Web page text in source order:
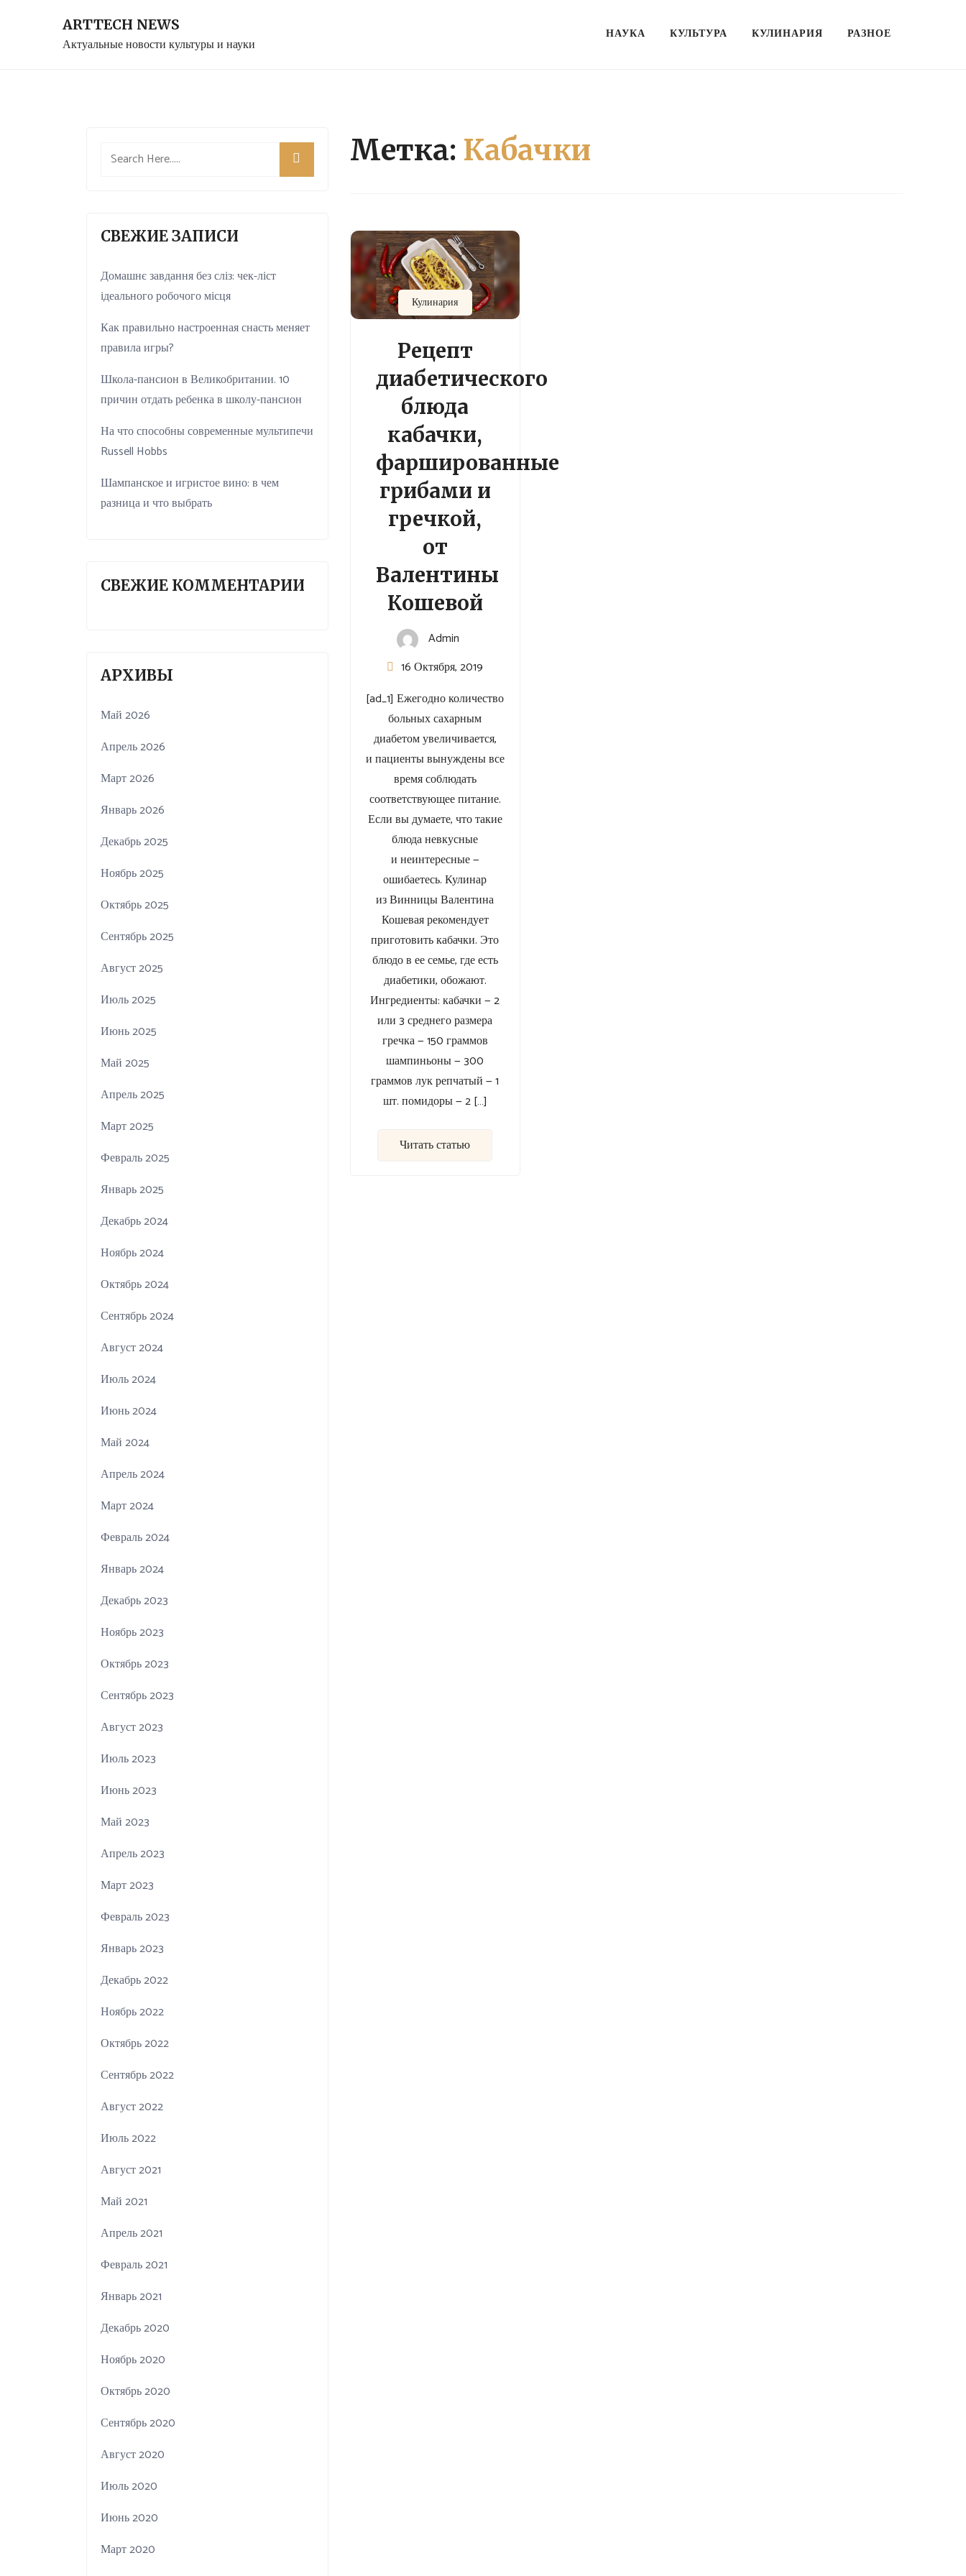
ARTTECH NEWS
Актуальные новости культуры и науки
НАУКА КУЛЬТУРА КУЛИНАРИЯ РАЗНОЕ
Метка: Кабачки
Кулинария
Рецепт
диабетического
блюда
кабачки,
фаршированные
грибами и
гречкой,
от
Валентины
Кошевой
Admin
16 Октября, 2019
[ad_1] Ежегодно количество
больных сахарным
диабетом увеличивается,
и пациенты вынуждены все
время соблюдать
соответствующее питание.
Если вы думаете, что такие
блюда невкусные
и неинтересные —
ошибаетесь. Кулинар
из Винницы Валентина
Кошевая рекомендует
приготовить кабачки. Это
блюдо в ее семье, где есть
диабетики, обожают.
Ингредиенты: кабачки — 2
или 3 среднего размера
гречка — 150 граммов
шампиньоны — 300
граммов лук репчатый — 1
шт. помидоры — 2 […]
Читать статью
СВЕЖИЕ ЗАПИСИ
Домашнє завдання без сліз: чек-ліст
ідеального робочого місця
Как правильно настроенная снасть меняет
правила игры?
Школа-пансион в Великобритании. 10
причин отдать ребенка в школу-пансион
На что способны современные мультипечи
Russell Hobbs
Шампанское и игристое вино: в чем
разница и что выбрать
СВЕЖИЕ КОММЕНТАРИИ
АРХИВЫ
Май 2026
Апрель 2026
Март 2026
Январь 2026
Декабрь 2025
Ноябрь 2025
Октябрь 2025
Сентябрь 2025
Август 2025
Июль 2025
Июнь 2025
Май 2025
Апрель 2025
Март 2025
Февраль 2025
Январь 2025
Декабрь 2024
Ноябрь 2024
Октябрь 2024
Сентябрь 2024
Август 2024
Июль 2024
Июнь 2024
Май 2024
Апрель 2024
Март 2024
Февраль 2024
Январь 2024
Декабрь 2023
Ноябрь 2023
Октябрь 2023
Сентябрь 2023
Август 2023
Июль 2023
Июнь 2023
Май 2023
Апрель 2023
Март 2023
Февраль 2023
Январь 2023
Декабрь 2022
Ноябрь 2022
Октябрь 2022
Сентябрь 2022
Август 2022
Июль 2022
Август 2021
Май 2021
Апрель 2021
Февраль 2021
Январь 2021
Декабрь 2020
Ноябрь 2020
Октябрь 2020
Сентябрь 2020
Август 2020
Июль 2020
Июнь 2020
Март 2020